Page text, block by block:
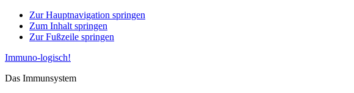
Zur Hauptnavigation springen
Zum Inhalt springen
Zur Fußzeile springen
Immuno-logisch!
Das Immunsystem